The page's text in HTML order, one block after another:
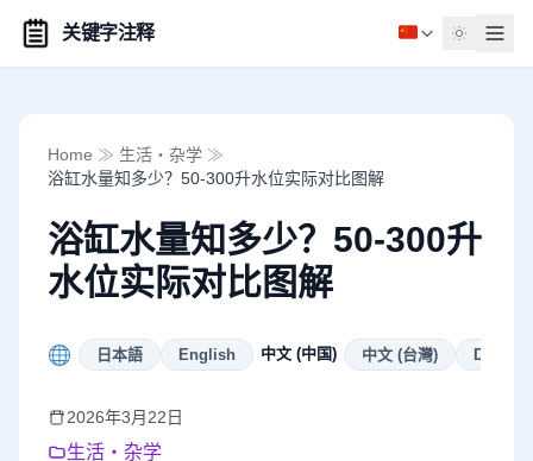
关键字注释
Home ≫ 生活・杂学 ≫
浴缸水量知多少？50-300升水位实际对比图解
浴缸水量知多少？50-300升
水位实际对比图解
日本語 English 中文 (中国) 中文 (台灣) Deutsch
2026年3月22日
生活・杂学